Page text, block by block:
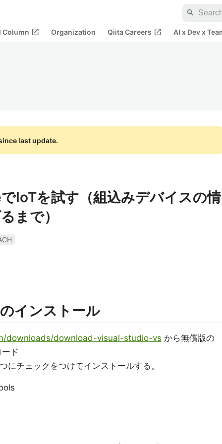
search
Column open_in_new Organization Qiita Careers open_in_new AI x Dev x
last update.
IoTを試す（組込みデバイスの情
まで）
インストール
downloads/download-visual-studio-vs から無償版の
ド
にチェックをつけてインストールする。